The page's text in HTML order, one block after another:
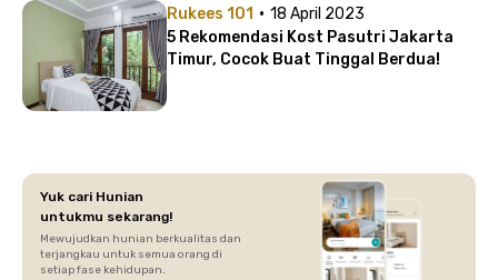
Rukees 101 · 18 April 2023
5 Rekomendasi Kost Pasutri Jakarta
Timur, Cocok Buat Tinggal Berdua!
Yuk cari Hunian
untukmu sekarang!
Mewujudkan hunian berkualitas dan
terjangkau untuk semua orang di
setiap fase kehidupan.